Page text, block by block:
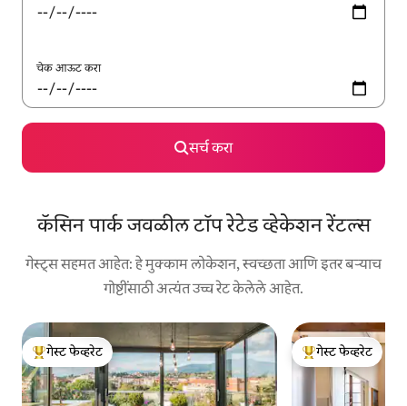
चेक आऊट करा
सर्च करा
कॅसिन पार्क जवळील टॉप रेटेड व्हेकेशन रेंटल्स
गेस्ट्स सहमत आहेत: हे मुक्काम लोकेशन, स्वच्छता आणि इतर बऱ्याच
गोष्टींसाठी अत्यंत उच्च रेट केलेले आहेत.
टॉप गेस्ट फेव्हरेट
गेस्ट फेव्हरेट
टॉप गेस्ट फेव्हरेट
गेस्ट फेव्हरेट